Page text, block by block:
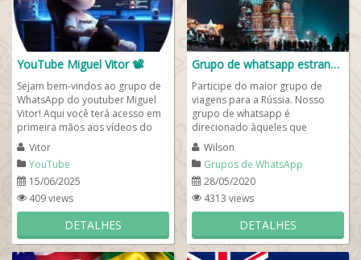
YouTube Miguel Vitor 📽️
Sejam bem-vindos ao grupo de
WhatsApp do youtuber Miguel
Vitor! Aqui você terá acesso em
primeira mãos aos vídeos do
digital influencer Miguel Vitor....
Vitor
YouTube
15/06/2025
409 views
DETALHES
Grupo de whatsapp estrangeiro russo
Participe do maior grupo de
viagens para a Rússia. Nosso
grupo de whatsapp é
direcionado àqueles que
pretendem viajar a Rússia,
aprender o idioma russo....
Wilson
Grupos de WhatsApp
estrangeiros
28/05/2020
4313 views
DETALHES